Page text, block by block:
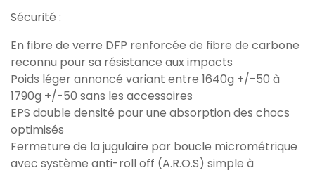
Sécurité :
En fibre de verre DFP renforcée de fibre de carbone
reconnu pour sa résistance aux impacts
Poids léger annoncé variant entre 1640g +/-50 à
1790g +/-50 sans les accessoires
EPS double densité pour une absorption des chocs
optimisés
Fermeture de la jugulaire par boucle micrométrique
avec système anti-roll off (A.R.O.S) simple à